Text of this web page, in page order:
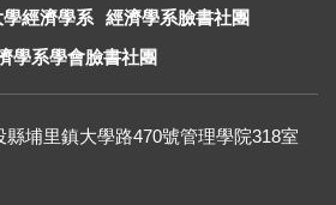
經濟學系 經濟學系臉書社團
學系學會臉書社團
縣埔里鎮大學路470號管理學院318室